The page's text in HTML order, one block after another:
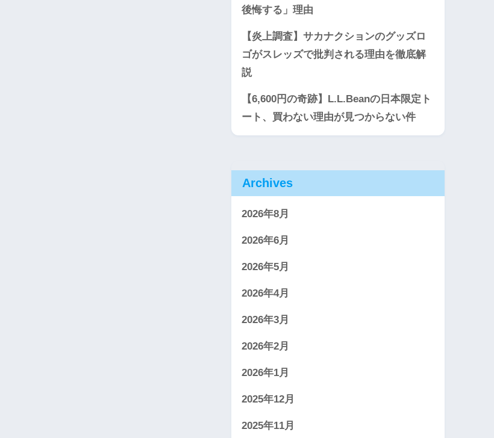
後悔する」理由
【炎上調査】サカナクションのグッズロ
ゴがスレッズで批判される理由を徹底解
説
【6,600円の奇跡】L.L.Beanの日本限定ト
ート、買わない理由が見つからない件
Archives
2026年8月
2026年6月
2026年5月
2026年4月
2026年3月
2026年2月
2026年1月
2025年12月
2025年11月